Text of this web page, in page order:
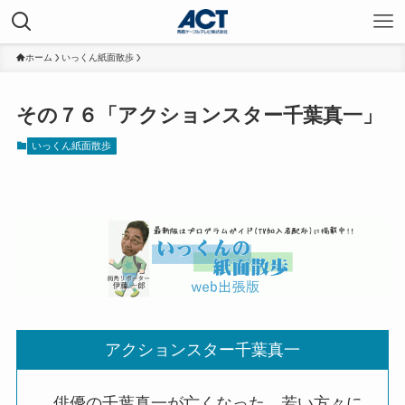
ホーム いっくん紙面散歩
その７６「アクションスター千葉真一」
いっくん紙面散歩
アクションスター千葉真一